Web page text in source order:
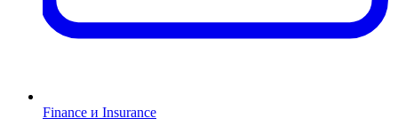
Finance и Insurance